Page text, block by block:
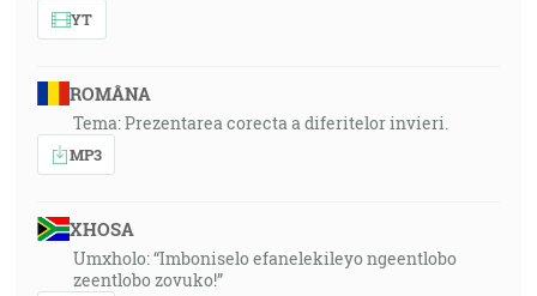
YT
ROMÂNA
Tema: Prezentarea corecta a diferitelor invieri.
MP3
XHOSA
Umxholo: “Imboniselo efanelekileyo ngeentlobo
zeentlobo zovuko!”